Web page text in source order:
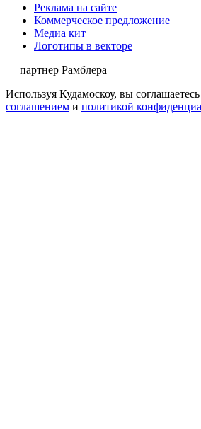
Реклама на сайте
Коммерческое предложение
Медиа кит
Логотипы в векторе
— партнер Рамблера
Используя Кудамоскоу, вы соглашаетесь
соглашением и политикой